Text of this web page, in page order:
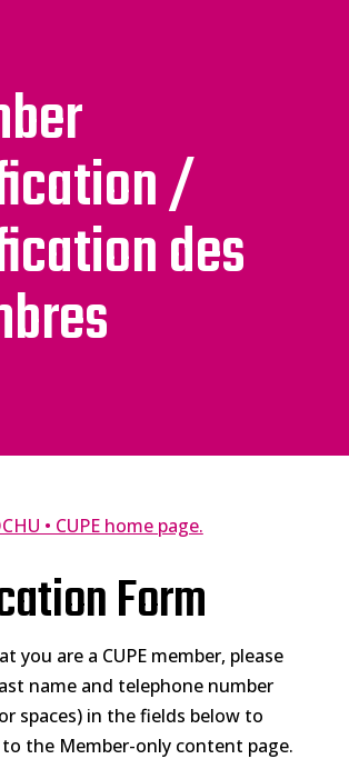
/
des
• CUPE home page.
Form
you are a CUPE member, please
name and telephone number
spaces) in the fields below to
to the Member-only content page.